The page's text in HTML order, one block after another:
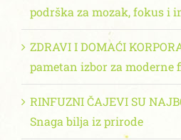
podrška za mozak, fokus i
ZDRAVI I DOMAĆI
pametan izbor za moderne
RINFUZNI ČAJEVI SU
Snaga bilja iz prirode